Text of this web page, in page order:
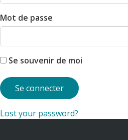
Mot de passe
Se souvenir de moi
Lost your password?